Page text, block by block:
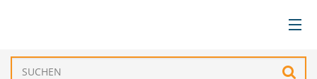
BÜRGERSERVICE